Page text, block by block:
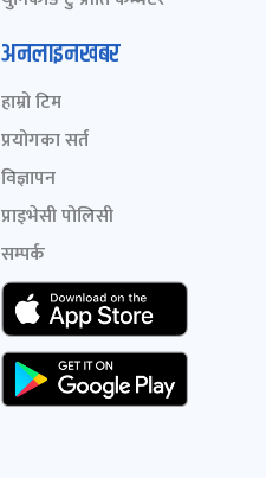
अनलाइनखबर
हाम्रो टिम
प्रयोगका सर्त
विज्ञापन
प्राइभेसी पोलिसी
सम्पर्क